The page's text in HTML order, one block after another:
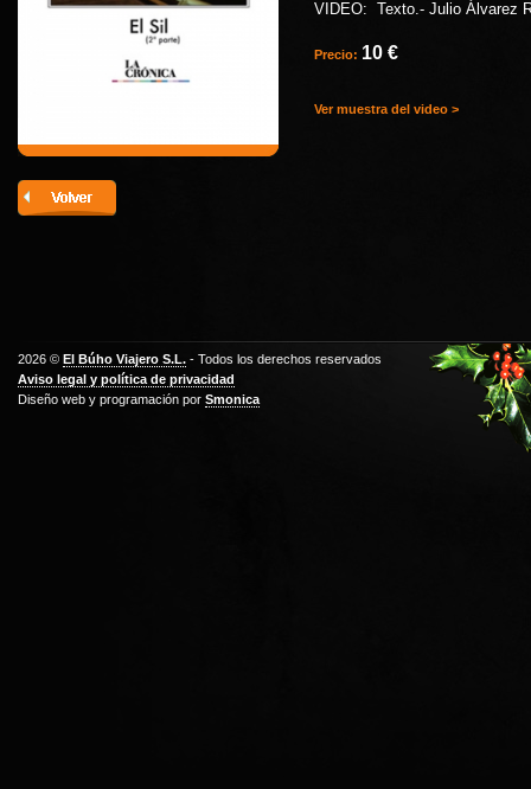
VIDEO: Texto.- Julio Álvarez
Precio: 10 €
Ver muestra del video >
2026 © El Búho Viajero S.L. - Todos los derechos reservados
Aviso legal y política de privacidad
Diseño web y programación por Smonica